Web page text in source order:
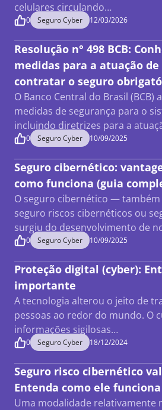
celulares circulando…
0 Seguro Cyber 12/03/2026
Resolução n° 498 BCB:
medidas para a atuação de
contratar o seguro
O Banco Central do Brasil (BCB)
medidas de segurança para o
incluindo diretrizes para a
0 Seguro Cyber 10/09/2025
Seguro cibernético:
como funciona (guia
O seguro cibernético — também
seguro riscos cibernéticos ou
surgiu do desenvolvimento de
0 Seguro Cyber 10/09/2025
Proteção digital (cyber):
importante
A tecnologia alterou o jeito de
pessoas ao redor do mundo. O
informações sigilosas…
0 Seguro Cyber 18/12/2024
Seguro risco cibernético
Entenda como ele funciona
Uma modalidade relativamente